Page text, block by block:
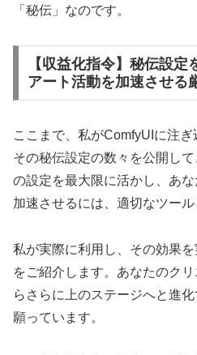
「秘伝」なのです。
【収益化指令】秘伝設
アート活動を加速させる
ここまで、私がComfyUIに注ぎ
その秘伝設定の数々を公開し
の設定を最大限に活かし、あ
加速させるには、適切なツール
私が実際に利用し、その効果
をご紹介します。あなたのク
らさらに上のステージへと進
願っています。